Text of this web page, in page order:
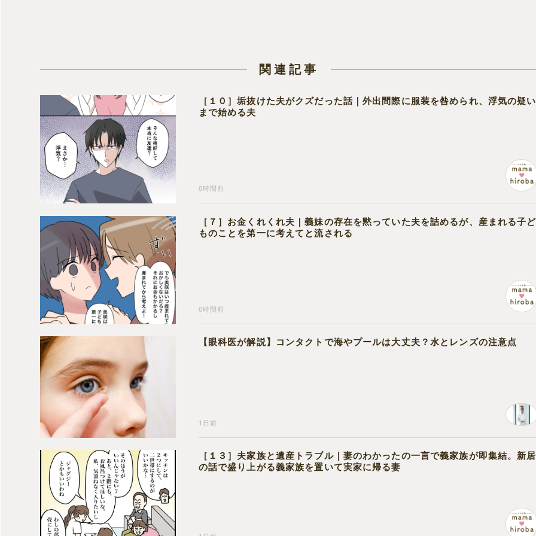
関連記事
［１０］垢抜けた夫がクズだった話｜外出間際に服装を咎められ、浮気の疑い
まで始める夫
0時間前
［７］お金くれくれ夫｜義妹の存在を黙っていた夫を詰めるが、産まれる子ど
ものことを第一に考えてと流される
0時間前
【眼科医が解説】コンタクトで海やプールは大丈夫？水とレンズの注意点
1日前
［１３］夫家族と遺産トラブル｜妻のわかったの一言で義家族が即集結。新居
の話で盛り上がる義家族を置いて実家に帰る妻